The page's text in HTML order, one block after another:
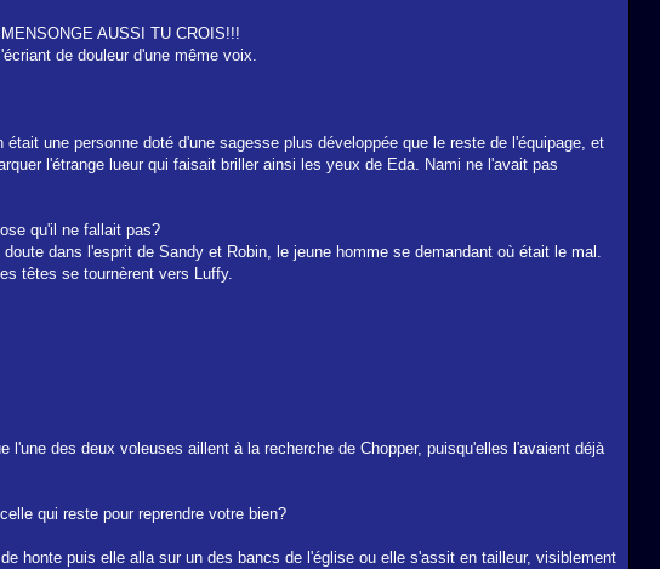
AUSSI TU CROIS!!!
de douleur d'une même voix.
une personne doté d'une sagesse plus développée que le reste de l'équipage, et
l'étrange lueur qui faisait briller ainsi les yeux de Eda. Nami ne l'avait pas
qu'il ne fallait pas?
dans l'esprit de Sandy et Robin, le jeune homme se demandant où était le mal.
têtes se tournèrent vers Luffy.
des deux voleuses aillent à la recherche de Chopper, puisqu'elles l'avaient déjà
qui reste pour reprendre votre bien?
honte puis elle alla sur un des bancs de l'église ou elle s'assit en tailleur, visiblement